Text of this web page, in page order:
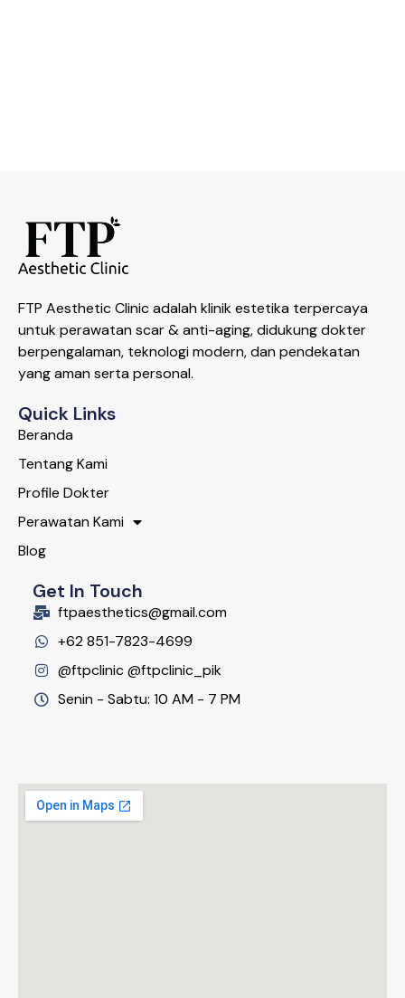
FTP Aesthetic Clinic adalah klinik estetika terpercaya
untuk perawatan scar & anti-aging, didukung dokter
berpengalaman, teknologi modern, dan pendekatan
yang aman serta personal.
Quick Links
Beranda
Tentang Kami
Profile Dokter
Perawatan Kami
Blog
Get In Touch
ftpaesthetics@gmail.com
+62 851-7823-4699
@ftpclinic @ftpclinic_pik
Senin - Sabtu: 10 AM - 7 PM